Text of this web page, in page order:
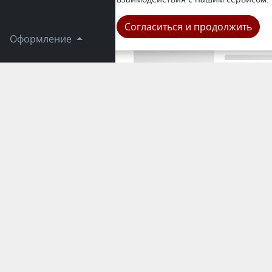
Оформление
Область
Согласиться и продолжить